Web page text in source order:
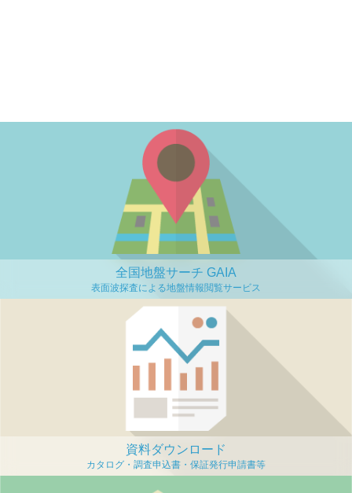
全国地盤サーチ GAIA
資料ダウンロード